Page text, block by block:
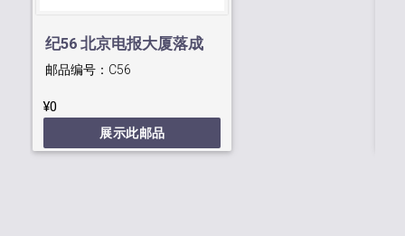
纪56 北京电报大厦落成
邮品编号： C56
¥0
展示此邮品